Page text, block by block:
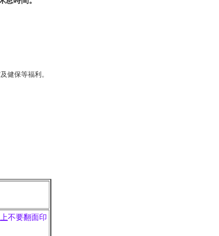
健保等福利。
不要翻面印